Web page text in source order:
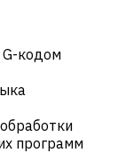
G-кодом
программ